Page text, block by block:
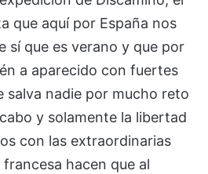
que aquí por España nos
sí que es verano y que por
a aparecido con fuertes
salva nadie por mucho reto
y solamente la libertad
con las extraordinarias
hacen que al